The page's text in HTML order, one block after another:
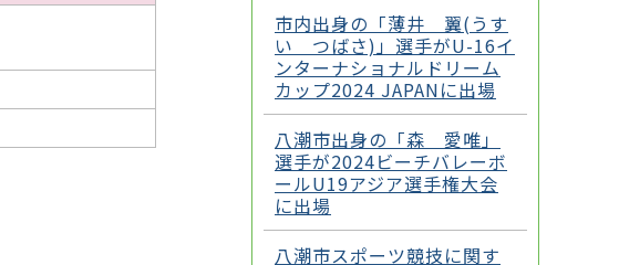
市内出身の「薄井 翼(うす
い つばさ)」選手がU-16イ
ンターナショナルドリーム
カップ2024 JAPANに出場
八潮市出身の「森 愛唯」
選手が2024ビーチバレーボ
ールU19アジア選手権大会
に出場
八潮市スポーツ競技に関す